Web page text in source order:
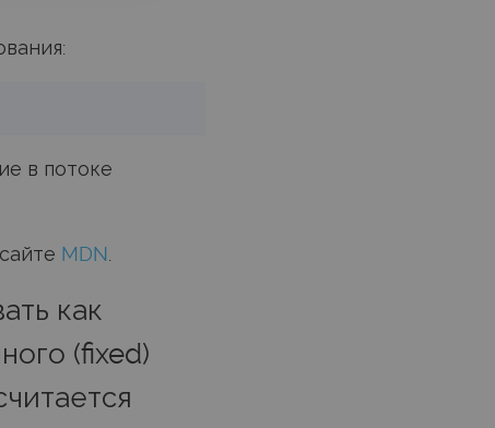
в потоке
MDN.
как
(fixed)